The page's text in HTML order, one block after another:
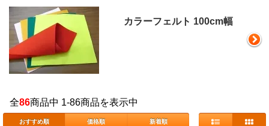
カラーフェルト 100cm幅
全86商品中 1-86商品を表示中
おすすめ順 価格順 新着順